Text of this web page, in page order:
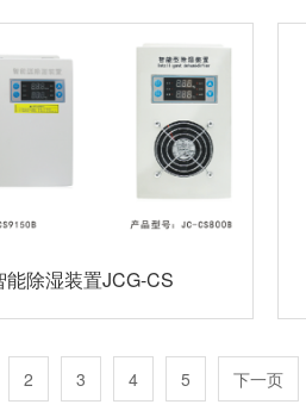
能除湿装置JCG-CS
2 3 4 5 下一页